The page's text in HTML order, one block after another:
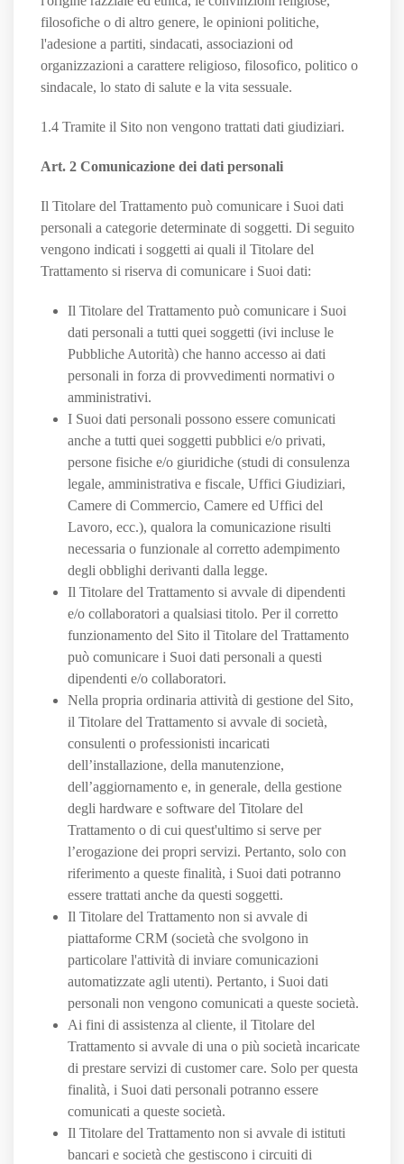
filosofiche o di altro genere, le opinioni politiche,
l'adesione a partiti, sindacati, associazioni od
organizzazioni a carattere religioso, filosofico, politico o
sindacale, lo stato di salute e la vita sessuale.
1.4 Tramite il Sito non vengono trattati dati giudiziari.
Art. 2 Comunicazione dei dati personali
Il Titolare del Trattamento può comunicare i Suoi dati
personali a categorie determinate di soggetti. Di seguito
vengono indicati i soggetti ai quali il Titolare del
Trattamento si riserva di comunicare i Suoi dati:
Il Titolare del Trattamento può comunicare i Suoi
dati personali a tutti quei soggetti (ivi incluse le
Pubbliche Autorità) che hanno accesso ai dati
personali in forza di provvedimenti normativi o
amministrativi.
I Suoi dati personali possono essere comunicati
anche a tutti quei soggetti pubblici e/o privati,
persone fisiche e/o giuridiche (studi di consulenza
legale, amministrativa e fiscale, Uffici Giudiziari,
Camere di Commercio, Camere ed Uffici del
Lavoro, ecc.), qualora la comunicazione risulti
necessaria o funzionale al corretto adempimento
degli obblighi derivanti dalla legge.
Il Titolare del Trattamento si avvale di dipendenti
e/o collaboratori a qualsiasi titolo. Per il corretto
funzionamento del Sito il Titolare del Trattamento
può comunicare i Suoi dati personali a questi
dipendenti e/o collaboratori.
Nella propria ordinaria attività di gestione del Sito,
il Titolare del Trattamento si avvale di società,
consulenti o professionisti incaricati
dell’installazione, della manutenzione,
dell’aggiornamento e, in generale, della gestione
degli hardware e software del Titolare del
Trattamento o di cui quest'ultimo si serve per
l’erogazione dei propri servizi. Pertanto, solo con
riferimento a queste finalità, i Suoi dati potranno
essere trattati anche da questi soggetti.
Il Titolare del Trattamento non si avvale di
piattaforme CRM (società che svolgono in
particolare l'attività di inviare comunicazioni
automatizzate agli utenti). Pertanto, i Suoi dati
personali non vengono comunicati a queste società.
Ai fini di assistenza al cliente, il Titolare del
Trattamento si avvale di una o più società incaricate
di prestare servizi di customer care. Solo per questa
finalità, i Suoi dati personali potranno essere
comunicati a queste società.
Il Titolare del Trattamento non si avvale di istituti
bancari e società che gestiscono i circuiti di